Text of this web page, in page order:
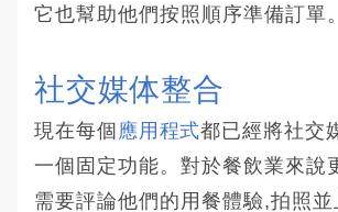
它也幫助他們按照順序準備訂單。
社交媒体整合
現在每個 應用程式都已經將社交
一個固定功能。對於餐飲業來說
需要評論他們的用餐體驗,拍照並